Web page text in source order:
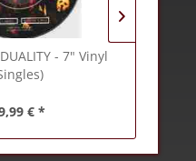
- 7" Vinyl
€ *